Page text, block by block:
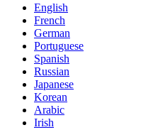
English
French
German
Portuguese
Spanish
Russian
Japanese
Korean
Arabic
Irish